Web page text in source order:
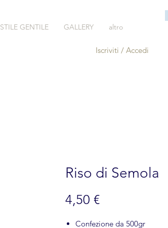
STILE GENTILE GALLERY altro
Iscriviti / Accedi
Riso di Semola
4,50 €Prezzo
Confezione da 500gr